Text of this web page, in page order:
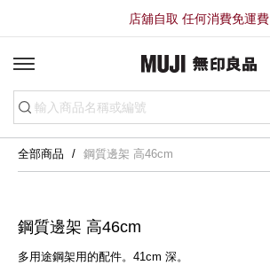
店舖自取 任何消費免運費
全部商品 鋼質邊架 高46cm
鋼質邊架 高46cm
多用途鋼架用的配件。41cm 深。